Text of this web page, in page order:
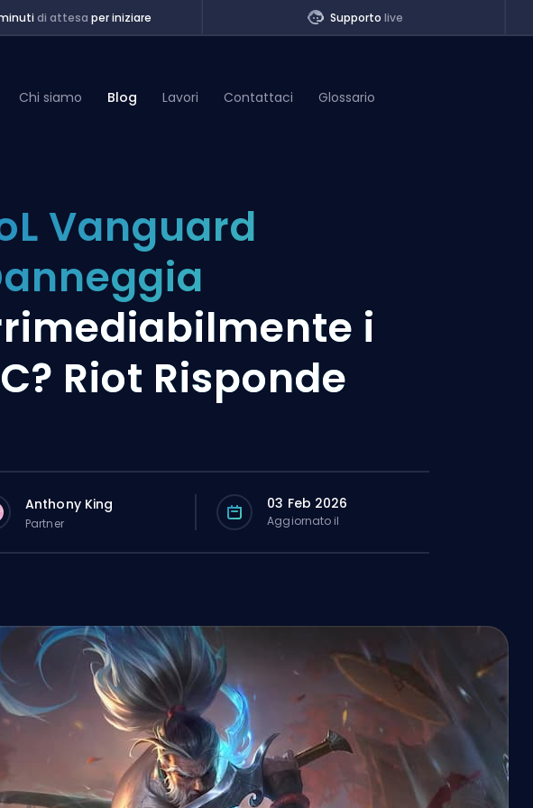
di attesa per iniziare Supporto live
Chi siamo Blog Lavori Contattaci Glossario
Vanguard
i
Riot Risponde
Anthony King
Partner
03 Feb 2026
Aggiornato il